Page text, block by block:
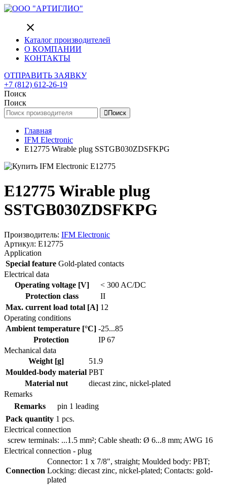
close
Каталог производителей
О КОМПАНИИ
КОНТАКТЫ
ОТПРАВИТЬ ЗАЯВКУ
+7 (812) 612-26-19
Поиск
Поиск
Поиск
Главная
IFM Electronic
E12775 Wirable plug SSTGB030ZDSFKPG
E12775 Wirable plug
SSTGB030ZDSFKPG
Производитель: IFM Electronic
Артикул: E12775
Application
Special feature Gold-plated contacts
Electrical data
Operating voltage [V]
< 300 AC/DC
Protection class
II
Max. current load total [A] 12
Operating conditions
Ambient temperature [°C] -25...85
Protection
IP 67
Mechanical data
Weight [g]
51.9
Moulded-body material PBT
Material nut
diecast zinc, nickel-plated
Remarks
Remarks
pin 1 leading
Pack quantity 1 pcs.
Electrical connection
screw terminals: ...1.5 mm²; Cable sheath: Ø 6...8 mm; AWG 16
Electrical connection - plug
Connection
Connector: 1 x 7/8", straight; Moulded body: PBT;
Locking: diecast zinc, nickel-plated; Contacts: gold-
plated